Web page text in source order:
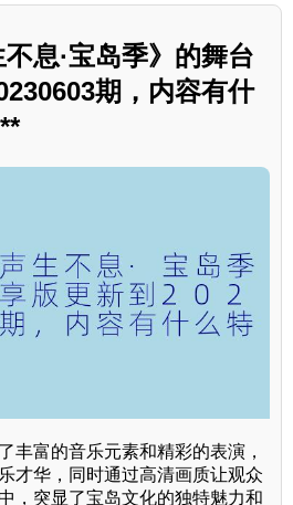
息·宝岛季》的舞台
期，内容有什
丰富的音乐元素和精彩的表演，
才华，同时通过高清画质让观众
，突显了宝岛文化的独特魅力和